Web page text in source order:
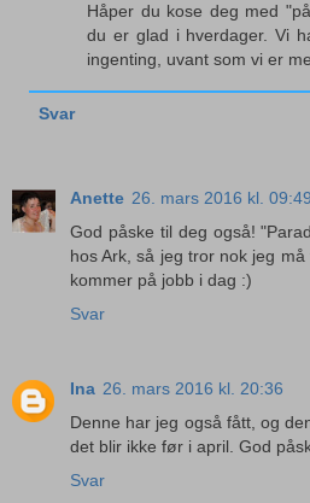
Håper du kose deg med
du er glad i hverdager. Vi
ingenting, uvant som vi er
Svar
Anette 26. mars 2016 kl. 09:49
God påske til deg også!
hos Ark, så jeg tror nok jeg
kommer på jobb i dag :)
Svar
Ina 26. mars 2016 kl. 20:36
Denne har jeg også fått, og
det blir ikke før i april. God
Svar